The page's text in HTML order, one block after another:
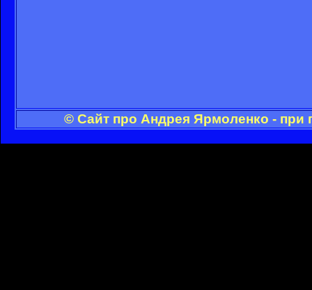
© Сайт про Андрея Ярмоленко - при